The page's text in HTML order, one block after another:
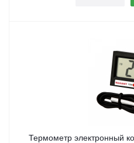
Термометр электронный